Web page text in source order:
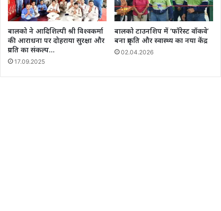
बालको ने आदिशिल्पी श्री विश्वकर्मा
की आराधना पर दोहराया सुरक्षा और
प्रगति का संकल्प…
17.09.2025
बालको टाउनशिप में ‘फॉरेस्ट वॉकवे’
बना प्रकृति और स्वास्थ्य का नया केंद्र
02.04.2026